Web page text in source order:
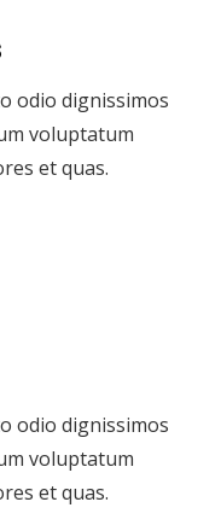
odio dignissimos
voluptatum
et quas.
odio dignissimos
voluptatum
et quas.